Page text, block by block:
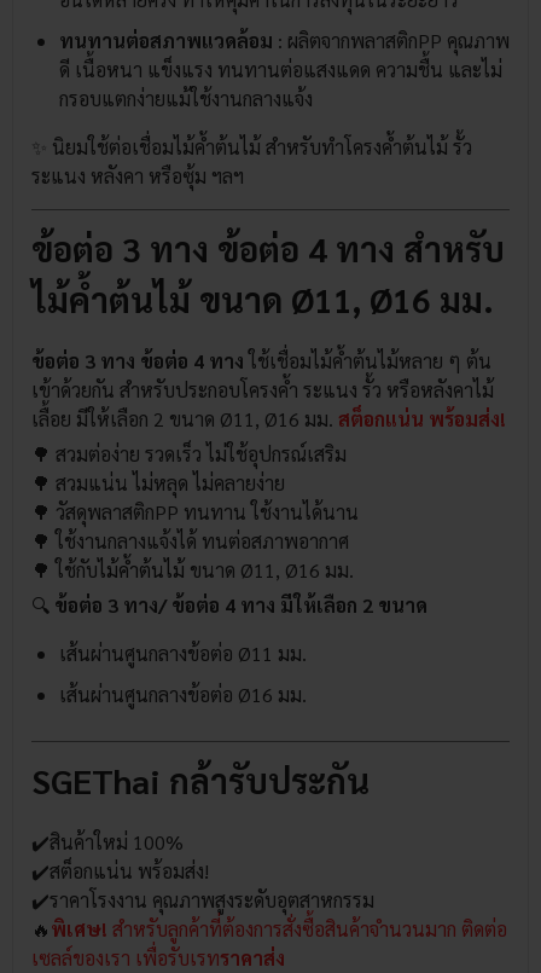
ทนทานต่อสภาพแวดล้อม : ผลิตจากพลาสติกPP คุณภาพ
ดี เนื้อหนา แข็งแรง ทนทานต่อแสงแดด ความชื้น และไม่
กรอบแตกง่ายแม้ใช้งานกลางแจ้ง
✨ นิยมใช้ต่อเชื่อมไม้ค้ำต้นไม้ สำหรับทำโครงค้ำต้นไม้ รั้ว
ระแนง หลังคา หรือซุ้ม ฯลฯ
ข้อต่อ 3 ทาง ข้อต่อ 4 ทาง สำหรับ
ไม้ค้ำต้นไม้ ขนาด Ø11, Ø16 มม.
ข้อต่อ 3 ทาง ข้อต่อ 4 ทางใช้เชื่อมไม้ค้ำต้นไม้หลาย ๆ ต้น
เข้าด้วยกัน สำหรับประกอบโครงค้ำ ระแนง รั้ว หรือหลังคาไม้
เลื้อย มีให้เลือก 2 ขนาด Ø11, Ø16 มม. สต็อกแน่น พร้อมส่ง!
🌳 สวมต่อง่าย รวดเร็ว ไม่ใช้อุปกรณ์เสริม
🌳 สวมแน่น ไม่หลุด ไม่คลายง่าย
🌳 วัสดุพลาสติกPP ทนทาน ใช้งานได้นาน
🌳 ใช้งานกลางแจ้งได้ ทนต่อสภาพอากาศ
🌳 ใช้กับไม้ค้ำต้นไม้ ขนาด Ø11, Ø16 มม.
🔍 ข้อต่อ 3 ทาง/ ข้อต่อ 4 ทาง มีให้เลือก 2 ขนาด
เส้นผ่านศูนกลางข้อต่อ Ø11 มม.
เส้นผ่านศูนกลางข้อต่อ Ø16 มม.
SGEThai กล้ารับประกัน
✔️สินค้าใหม่ 100%
✔️สต็อกแน่น พร้อมส่ง!
✔️ราคาโรงงาน คุณภาพสูงระดับอุตสาหกรรม
🔥พิเศษ! สำหรับลูกค้าที่ต้องการสั่งซื้อสินค้าจำนวนมาก ติดต่อ
เซลล์ของเรา เพื่อรับเรทราคาส่ง